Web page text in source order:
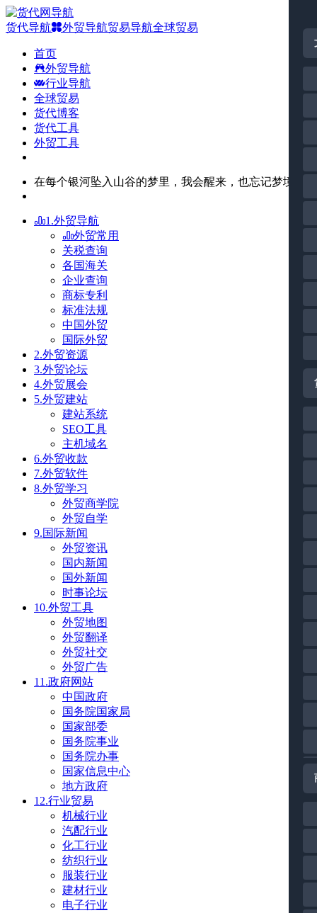
货代导航 外贸导航贸易导航全球贸易
首页
外贸导航
行业导航
全球贸易
货代博客
货代工具
外贸工具
在每个银河坠入山谷的梦里，我会醒来，也忘记梦境。
1.外贸导航
外贸常用
关税查询
各国海关
企业查询
商标专利
标准法规
中国外贸
国际外贸
2.外贸资源
3.外贸论坛
4.外贸展会
5.外贸建站
建站系统
SEO工具
主机域名
6.外贸收款
7.外贸软件
8.外贸学习
外贸商学院
外贸自学
9.国际新闻
外贸资讯
国内新闻
国外新闻
时事论坛
10.外贸工具
外贸地图
外贸翻译
外贸社交
外贸广告
11.政府网站
中国政府
国务院国家局
国家部委
国务院事业
国务院办事
国家信息中心
地方政府
12.行业贸易
机械行业
汽配行业
化工行业
纺织行业
服装行业
建材行业
电子行业